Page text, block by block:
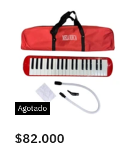
Agotado
$82.000